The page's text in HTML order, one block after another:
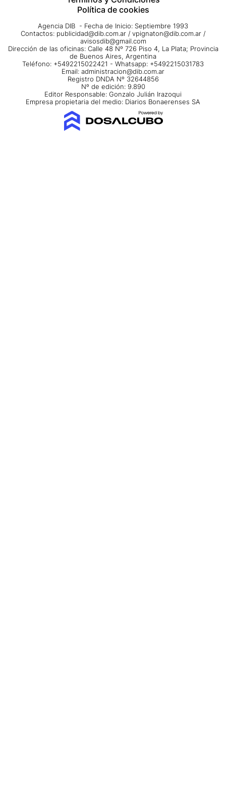
Política de cookies
Agencia DIB - Fecha de Inicio: Septiembre 1993
Contactos: publicidad@dib.com.ar / vpignaton@dib.com.ar /
avisosdib@gmail.com
Dirección de las oficinas: Calle 48 Nº 726 Piso 4, La Plata; Provincia
de Buenos Aires, Argentina
Teléfono: +5492215022421 - Whatsapp: +5492215031783
Email: administracion@dib.com.ar
Registro DNDA Nº 32644856
Nº de edición: 9.890
Editor Responsable: Gonzalo Julián Irazoqui
Empresa propietaria del medio: Diarios Bonaerenses SA